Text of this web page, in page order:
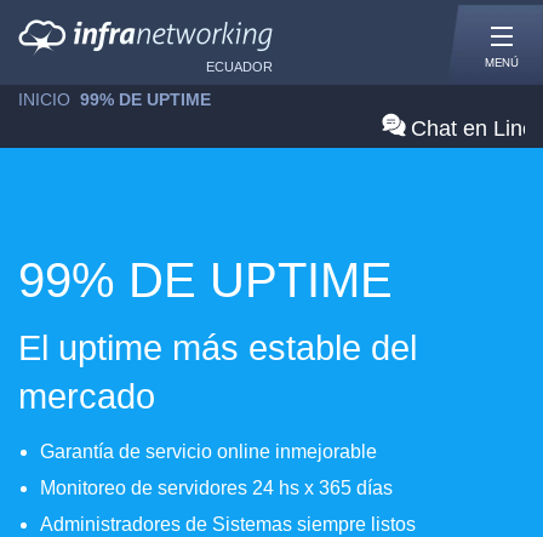
ECUADOR MENÚ
INICIO »99% DE UPTIME
Chat en
99% DE UPTIME
El uptime más estable del
mercado
Garantía de servicio online inmejorable
Monitoreo de servidores 24 hs x 365 días
Administradores de Sistemas siempre listos